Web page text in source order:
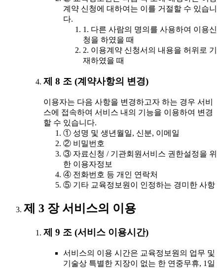
계약 신청에 대하여는 이를 거절할 수 있습니
다.
1. 다른 사람의 명의를 사용하여 이용신
청을 하였을 때
2. 이용계약 신청서의 내용을 허위로 기
재하였을 때
제 8 조 (계약사항의 변경)
이용자는 다음 사항을 변경하고자 하는 경우 서비
스에 접속하여 서비스 내의 기능을 이용하여 변경
할 수 있습니다.
① 성명 및 생년월일, 신분, 이메일
② 비밀번호
③ 자료신청 / 기관회원서비스 권한설정을 위
한 이용자정보
④ 전화번호 등 개인 연락처
⑤ 기타 교육정보원이 인정하는 경미한 사항
제 3 장 서비스의 이용
제 9 조 (서비스 이용시간)
서비스의 이용 시간은 교육정보원의 업무 및
기술상 특별한 지장이 없는 한 연중무휴, 1일